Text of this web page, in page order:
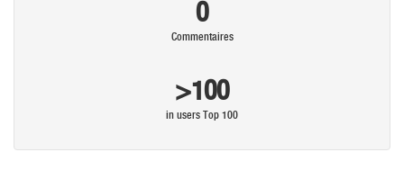
0
Commentaires
>100
in users Top 100